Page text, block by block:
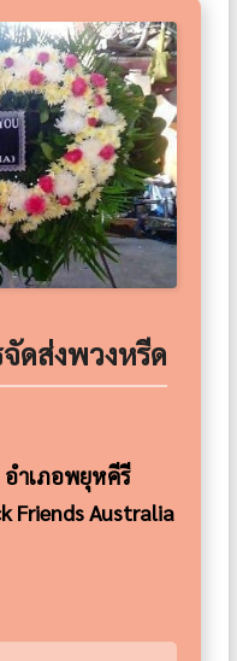
ดส่งพวงหรีด
อำเภอพยุหคีรี
Friends Australia